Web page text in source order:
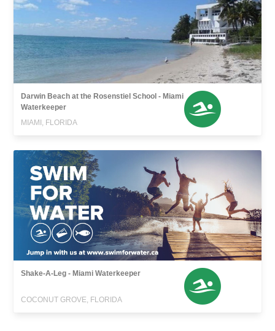
Darwin Beach at the Rosenstiel School - Miami
Waterkeeper
MIAMI, FLORIDA
Shake-A-Leg - Miami Waterkeeper
COCONUT GROVE, FLORIDA